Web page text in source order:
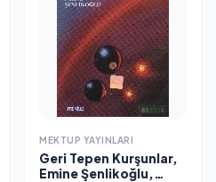
MEKTUP YAYINLARI
Geri Tepen Kurşunlar,
Emine Şenlikoğlu,